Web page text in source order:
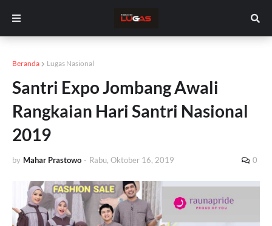
Beranda Lugas Nasional
Santri Expo Jombang Awali
Rangkaian Hari Santri Nasional
2019
by Mahar Prastowo - Rabu, Oktober 16, 2019 0